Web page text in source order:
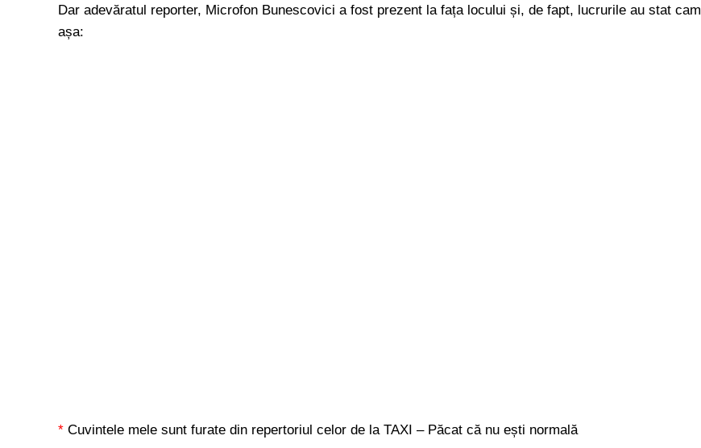
Dar adevăratul reporter, Microfon Bunescovici a fost prezent la fața locului și, de fapt, lucrurile au stat cam
așa:
* Cuvintele mele sunt furate din repertoriul celor de la TAXI – Păcat că nu ești normală